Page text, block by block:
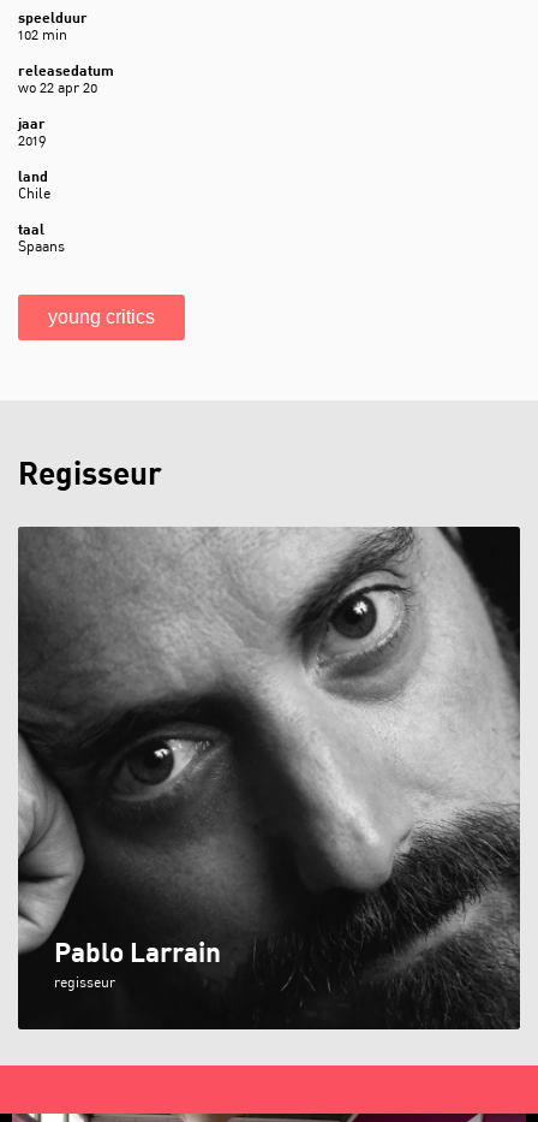
speelduur
102 min
releasedatum
wo 22 apr 20
jaar
2019
land
Chile
taal
Spaans
young critics
Regisseur
Pablo Larrain
regisseur